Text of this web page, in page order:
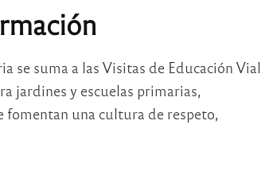
se suma a las Visitas de Educación Vial
jardines y escuelas primarias,
fomentan una cultura de respeto,